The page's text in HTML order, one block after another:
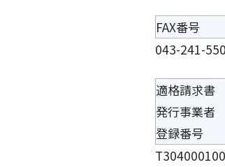
FAX番号
043-241-
適格請求書
発行事業者
登録番号